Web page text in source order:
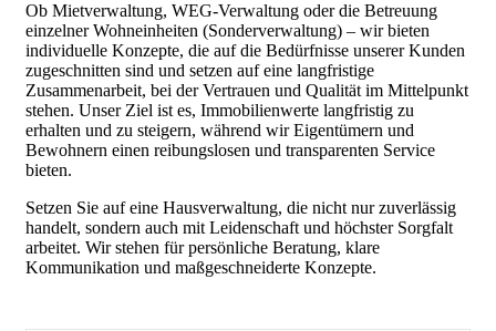
Ob Mietverwaltung, WEG-Verwaltung oder die Betreuung
einzelner Wohneinheiten (Sonderverwaltung) – wir bieten
individuelle Konzepte, die auf die Bedürfnisse unserer Kunden
zugeschnitten sind und setzen auf eine langfristige
Zusammenarbeit, bei der Vertrauen und Qualität im Mittelpunkt
stehen. Unser Ziel ist es, Immobilienwerte langfristig zu
erhalten und zu steigern, während wir Eigentümern und
Bewohnern einen reibungslosen und transparenten Service
bieten.
Setzen Sie auf eine Hausverwaltung, die nicht nur zuverlässig
handelt, sondern auch mit Leidenschaft und höchster Sorgfalt
arbeitet. Wir stehen für persönliche Beratung, klare
Kommunikation und maßgeschneiderte Konzepte.